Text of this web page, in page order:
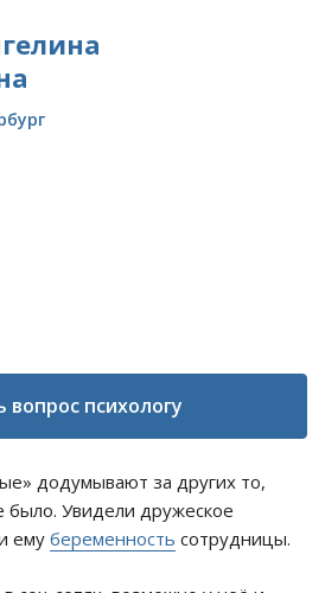
вопрос психологу
додумывают за других то,
было. Увидели дружеское
ему беременность сотрудницы.